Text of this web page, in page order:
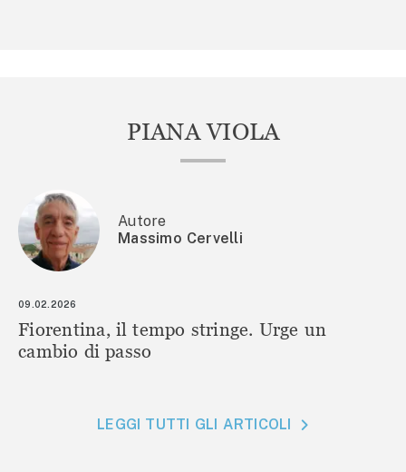
PIANA VIOLA
Autore
Massimo Cervelli
09.02.2026
Fiorentina, il tempo stringe. Urge un
cambio di passo
LEGGI TUTTI GLI ARTICOLI